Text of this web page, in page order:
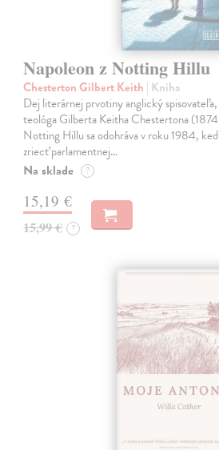
Napoleon z Notting Hillu
Chesterton Gilbert Keith | Kniha
Dej literárnej prvotiny anglický
teológa Gilberta Keitha Chestertona
Notting Hillu sa odohráva v roku 1984,
zriecť parlamentnej…
Na sklade ?
15,19 €
15,99 € ?